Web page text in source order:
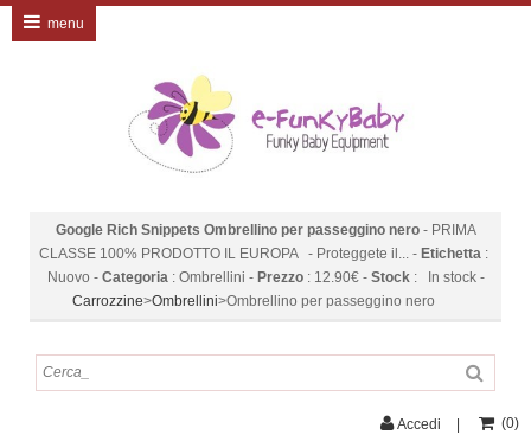
Google Rich Snippets Ombrellino per passeggino nero- PRIMA
CLASSE 100% PRODOTTO IL EUROPA - Proteggete il... - Etichetta :
Nuovo - Categoria: Ombrellini - Prezzo: 12.90€ - Stock: In stock -
Carrozzine>Ombrellini>Ombrellino per passeggino nero
menu
Accedi (0)